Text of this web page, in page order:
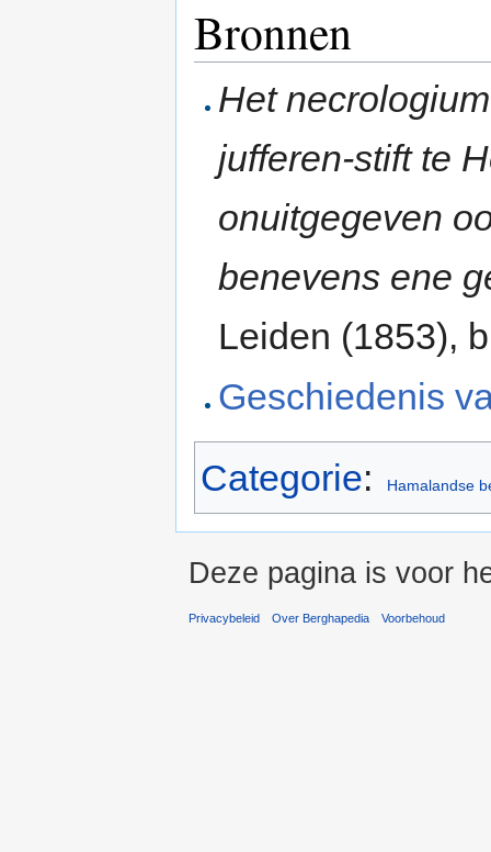
Bronnen
Het
jufferen-stift te
onuitgegeven
benevens ene
Leiden (1853),
Geschiedenis
Categorie: Hamalandse
Deze pagina is voor
Privacybeleid Over Berghapedia Voorbehoud